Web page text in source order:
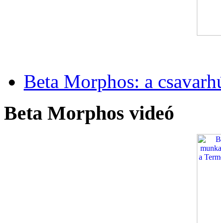
Beta Morphos: a
Beta Morphos videó